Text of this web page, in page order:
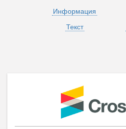
Информация
Текст